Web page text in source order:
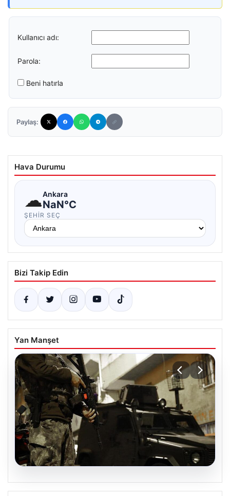
Kullanıcı adı:
Parola:
Beni hatırla
Paylaş:
Hava Durumu
☁Ankara
NaN°C
ŞEHIR SEÇ
Bizi Takip Edin
Yan Manşet
07.08.2026